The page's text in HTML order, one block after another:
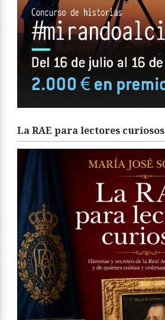
La RAE para lectores curiosos